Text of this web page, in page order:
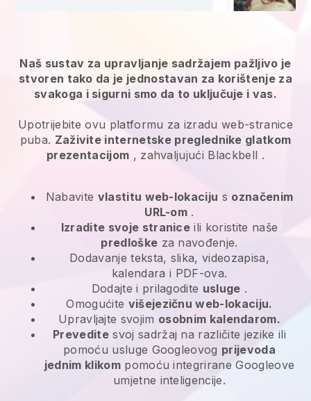
Naš sustav za upravljanje sadržajem pažljivo je
stvoren tako da je jednostavan za korištenje za
svakoga i sigurni smo da to uključuje i vas.
Upotrijebite ovu platformu za izradu web-stranice
puba. Zaživite internetske preglednike glatkom
prezentacijom , zahvaljujući Blackbell .
Nabavite vlastitu web-lokaciju s označenim
URL-om .
Izradite svoje stranice ili koristite naše
predloške za navođenje.
Dodavanje teksta, slika, videozapisa,
kalendara i PDF-ova.
Dodajte i prilagodite usluge .
Omogućite višejezičnu web-lokaciju.
Upravljajte svojim osobnim kalendarom.
Prevedite svoj sadržaj na različite jezike ili
pomoću usluge Googleovog prijevoda
jednim klikompomoću integrirane Googleove
umjetne inteligencije.